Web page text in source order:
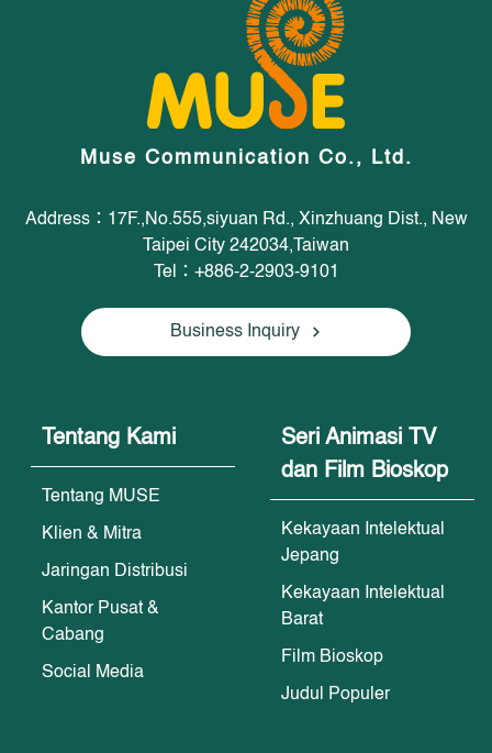
Muse Communication Co., Ltd.
Address：17F.,No.555,siyuan Rd., Xinzhuang Dist., New
Taipei City 242034,Taiwan
Tel：+886-2-2903-9101
Business Inquiry
Tentang Kami
Tentang MUSE
Klien & Mitra
Jaringan Distribusi
Kantor Pusat &
Cabang
Social Media
Seri Animasi TV
dan Film Bioskop
Kekayaan Intelektual
Jepang
Kekayaan Intelektual
Barat
Film Bioskop
Judul Populer